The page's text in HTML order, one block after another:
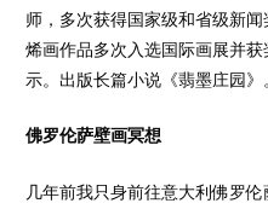
师，多次获得国家级和省级新
烯画作品多次入选国际画展并
示。出版长篇小说《翡墨庄园》
佛罗伦萨壁画冥想
几年前我只身前往意大利佛罗